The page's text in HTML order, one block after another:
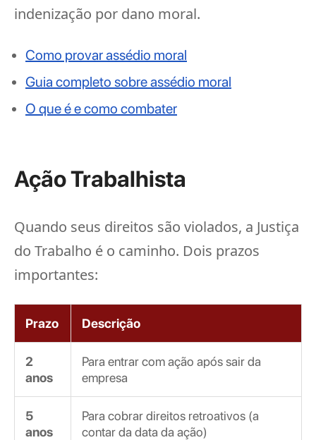
indenização por dano moral.
Como provar assédio moral
Guia completo sobre assédio moral
O que é e como combater
Ação Trabalhista
Quando seus direitos são violados, a Justiça
do Trabalho é o caminho. Dois prazos
importantes:
Prazo Descrição
2
anos
Para entrar com ação após sair da
empresa
5
anos
Para cobrar direitos retroativos (a
contar da data da ação)